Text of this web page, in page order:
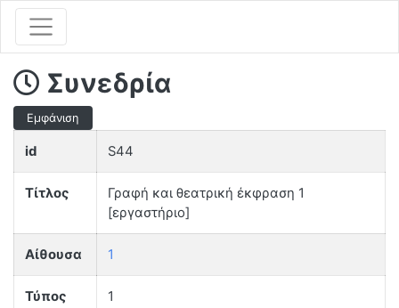
Συνεδρία
Εμφάνιση
id S44
Τίτλος
Γραφή και θεατρική έκφραση 1
[εργαστήριο]
Αίθουσα 1
Τύπος 1